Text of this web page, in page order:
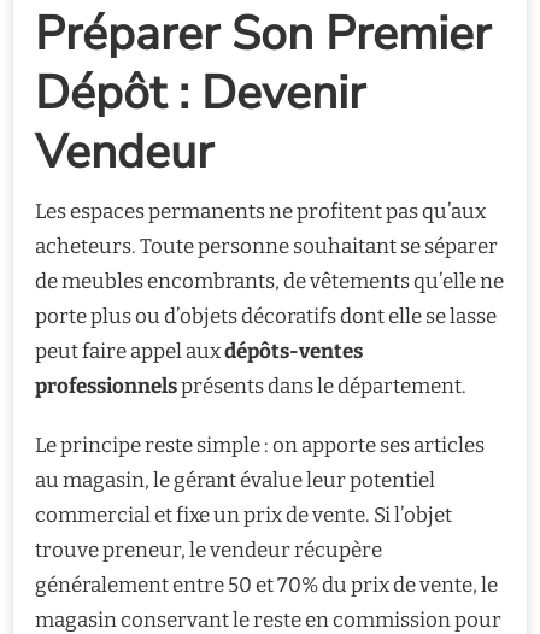
Préparer Son Premier
Dépôt : Devenir
Vendeur
Les espaces permanents ne profitent pas qu’aux
acheteurs. Toute personne souhaitant se séparer
de meubles encombrants, de vêtements qu’elle ne
porte plus ou d’objets décoratifs dont elle se lasse
peut faire appel auxdépôts-ventes
professionnelsprésents dans le département.
Le principe reste simple : on apporte ses articles
au magasin, le gérant évalue leur potentiel
commercial et fixe un prix de vente. Si l’objet
trouve preneur, le vendeur récupère
généralement entre 50 et 70% du prix de vente, le
magasin conservant le reste en commission pour